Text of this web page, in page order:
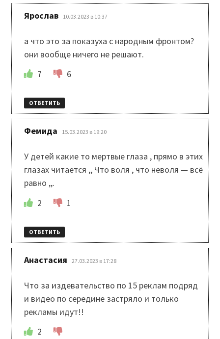
Ярослав: 10.03.2023 в 10:37
а что это за показуха с народным фронтом?
они вообще ничего не решают.
7
6
ОТВЕТИТЬ
Фемида 15.03.2023 в 19:20
У детей какие то мертвые глаза , прямо в этих
глазах читается ,, Что воля , что неволя — всё
равно ,,.
2
1
ОТВЕТИТЬ
Анастасия 27.03.2023 в 17:28
Что за издевательство по 15 реклам подряд
и видео по середине застряло и только
рекламы идут!!
2